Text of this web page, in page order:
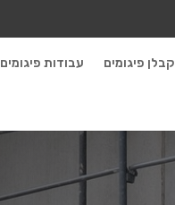
קבלן פיגומים עבודות פיגומים